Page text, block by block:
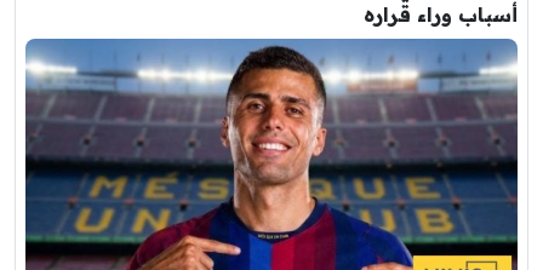
أسباب وراء قراره